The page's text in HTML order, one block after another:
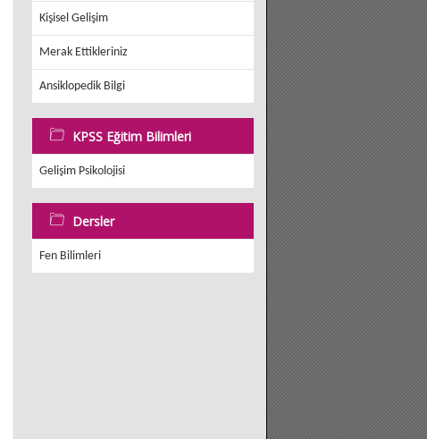
Kişisel Gelişim
Merak Ettikleriniz
Ansiklopedik Bilgi
KPSS Eğitim Bilimleri
Gelişim Psikolojisi
Dersler
Fen Bilimleri